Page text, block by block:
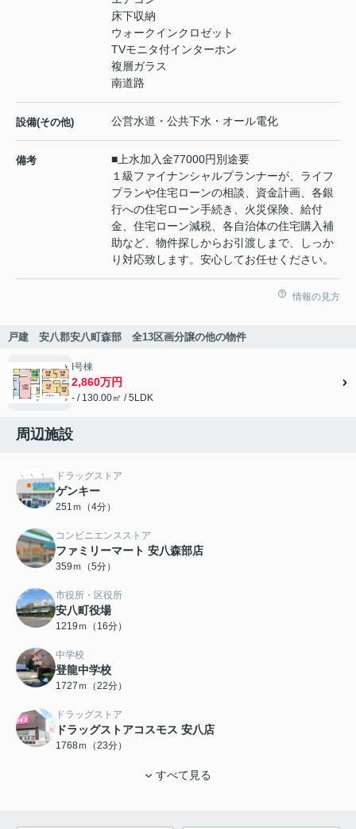
床下収納
ウォークインクロゼット
TVモニタ付インターホン
複層ガラス
南道路
設備(その他) 公営水道・公共下水・オール電化
備考
■上水加入金77000円別途要
１級ファイナンシャルプランナーが、ライフ
プランや住宅ローンの相談、資金計画、各銀
行への住宅ローン手続き、火災保険、給付
金、住宅ローン減税、各自治体の住宅購入補
助など、物件探しからお引渡しまで、しっか
り対応致します。安心してお任せください。
情報の見方
戸建 安八郡安八町森部 全13区画分譲の他の物件
I号棟
2,860万円
- / 130.00㎡ / 5LDK
周辺施設
ドラッグストア
ゲンキー
251ｍ（4分）
コンビニエンスストア
ファミリーマート 安八森部店
359ｍ（5分）
市役所・区役所
安八町役場
1219ｍ（16分）
中学校
登龍中学校
1727ｍ（22分）
ドラッグストア
ドラッグストアコスモス 安八店
1768ｍ（23分）
すべて見る